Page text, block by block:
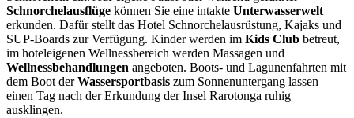
Schnorchelausflüge können Sie eine intakte Unterwasserwelt
erkunden. Dafür stellt das Hotel Schnorchelausrüstung, Kajaks und
SUP-Boards zur Verfügung. Kinder werden im Kids Club betreut,
im hoteleigenen Wellnessbereich werden Massagen und
Wellnessbehandlungen angeboten. Boots- und Lagunenfahrten mit
dem Boot derWassersportbasis zum Sonnenuntergang lassen
einen Tag nach der Erkundung der Insel Rarotonga ruhig
ausklingen.